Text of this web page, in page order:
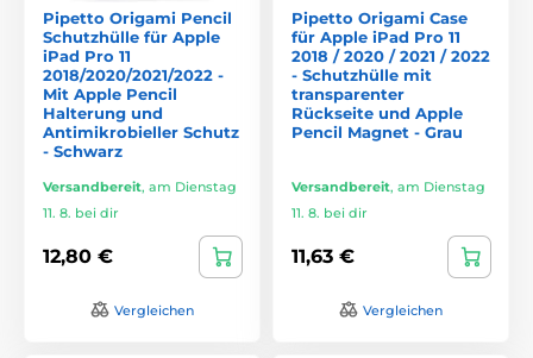
Pipetto Origami Pencil
Schutzhülle für Apple
iPad Pro 11
2018/2020/2021/2022 -
Mit Apple Pencil
Halterung und
Antimikrobieller Schutz
- Schwarz
Versandbereit, am Dienstag
11. 8. bei dir
12,80 €
Vergleichen
Pipetto Origami Case
für Apple iPad Pro 11
2018 / 2020 / 2021 / 2022
- Schutzhülle mit
transparenter
Rückseite und Apple
Pencil Magnet - Grau
Versandbereit, am Dienstag
11. 8. bei dir
11,63 €
Vergleichen